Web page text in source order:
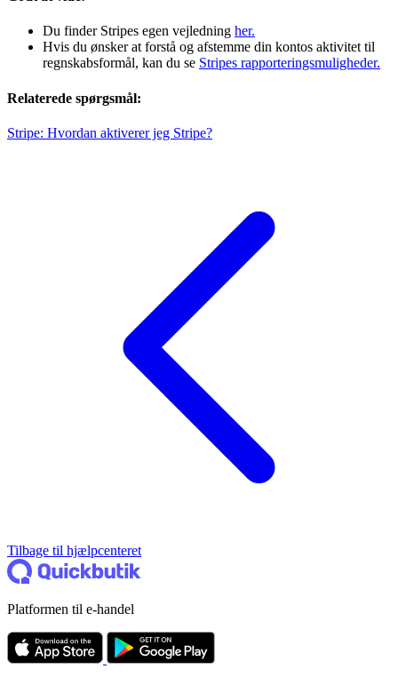
Du finder Stripes egen vejledning her.
Hvis du ønsker at forstå og afstemme din kontos aktivitet til
regnskabsformål, kan du se Stripes rapporteringsmuligheder.
Relaterede spørgsmål:
Stripe: Hvordan aktiverer jeg Stripe?
Tilbage til hjælpcenteret
Platformen til e-handel